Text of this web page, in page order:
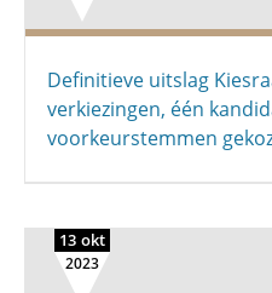
Definitieve uitslag
verkiezingen, één
voorkeurstemmen
13 okt
2023